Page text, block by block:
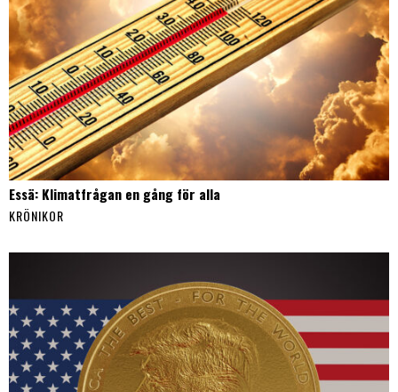
Essä: Klimatfrågan en gång för alla
KRÖNIKOR